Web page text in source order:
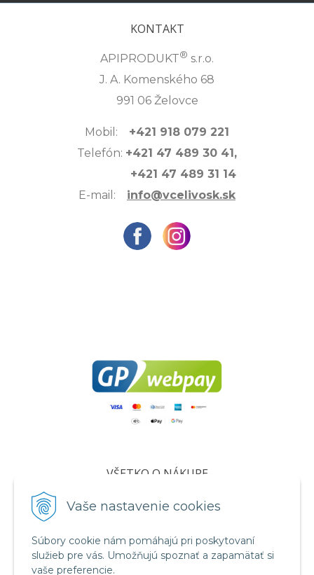
Vaše nastavenie cookies
Súbory cookie nám pomáhajú pri poskytovaní
služieb pre vás. Umožňujú spoznať a zapamätať si
vaše preferencie.
KONTAKT
APIPRODUKT® s.r.o.
J. A. Komenského 68
991 06 Želovce
Mobil: +421 918 079 221
Telefón: +421 47 489 30 41,
+421 47 489 31 14
E-mail: info@vcelivosk.sk
VŠETKO O NÁKUPE
Certifikáty
Ochrana osobných údajov
Informácie o cookies